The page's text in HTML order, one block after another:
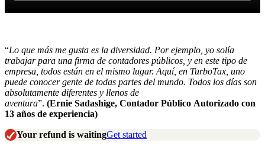
“Lo que más me gusta es la diversidad. Por ejemplo, yo solía
trabajar para una firma de contadores públicos, y en este tipo de
empresa, todos están en el mismo lugar. Aquí, en TurboTax, uno
puede conocer gente de todas partes del mundo. Todos los días son
absolutamente diferentes y llenos de
aventura”. (Ernie Sadashige, Contador Público Autorizado con
13 años de experiencia)
Your refund is waitingGet started